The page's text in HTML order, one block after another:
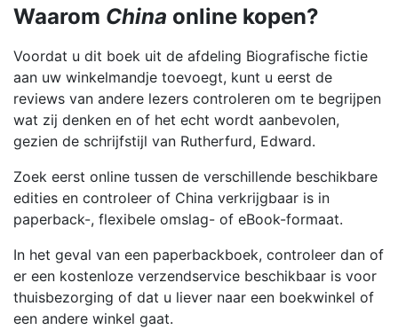
Waarom China online kopen?
Voordat u dit boek uit de afdeling Biografische fictie
aan uw winkelmandje toevoegt, kunt u eerst de
reviews van andere lezers controleren om te begrijpen
wat zij denken en of het echt wordt aanbevolen,
gezien de schrijfstijl van Rutherfurd, Edward.
Zoek eerst online tussen de verschillende beschikbare
edities en controleer of China verkrijgbaar is in
paperback-, flexibele omslag- of eBook-formaat.
In het geval van een paperbackboek, controleer dan of
er een kostenloze verzendservice beschikbaar is voor
thuisbezorging of dat u liever naar een boekwinkel of
een andere winkel gaat.